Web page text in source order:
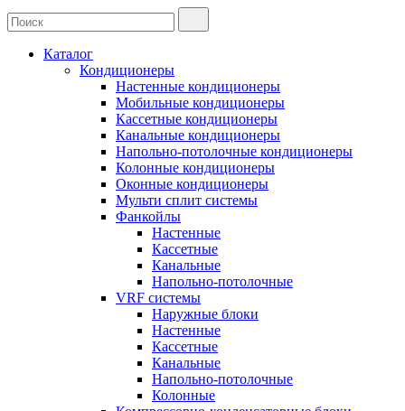
Каталог
Кондиционеры
Настенные кондиционеры
Мобильные кондиционеры
Кассетные кондиционеры
Канальные кондиционеры
Напольно-потолочные кондиционеры
Колонные кондиционеры
Оконные кондиционеры
Мульти сплит системы
Фанкойлы
Настенные
Кассетные
Канальные
Напольно-потолочные
VRF системы
Наружные блоки
Настенные
Кассетные
Канальные
Напольно-потолочные
Колонные